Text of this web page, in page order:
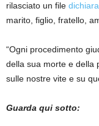
rilasciato un file
marito, figlio, fratello,
“Ogni procedimento
della sua morte e della
sulle nostre vite e su
Guarda qui sotto: